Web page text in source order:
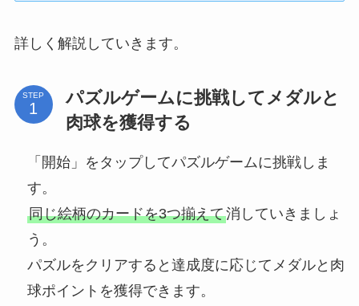
詳しく解説していきます。
STEP
パズルゲームに挑戦してメダルと
肉球を獲得する
「開始」をタップしてパズルゲームに挑戦しま
す。
同じ絵柄のカードを3つ揃えて消していきましょ
う。
パズルをクリアすると達成度に応じてメダルと肉
球ポイントを獲得できます。